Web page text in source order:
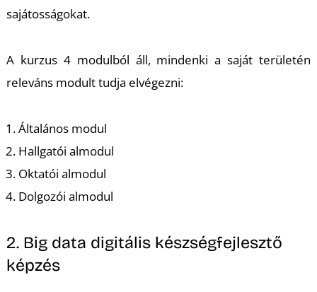
sajátosságokat.
A kurzus 4 modulból áll, mindenki a saját területén
releváns modult tudja elvégezni:
Általános modul
Hallgatói almodul
Oktatói almodul
Dolgozói almodul
2. Big data digitális készségfejlesztő
képzés